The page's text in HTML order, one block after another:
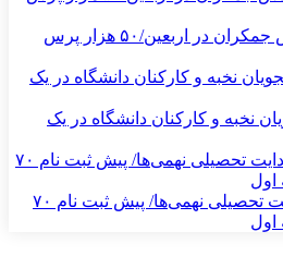
کارنامه موکب مسجد مقدس جمکران در اربعین/۵۰ هزار پرس
نخبه و کارکنان دانشگاه در یک
صدور بیش از ۹۰ درصد هدایت تحصیلی نهمی‌ها/ پیش ثبت نام ۷۰
اول